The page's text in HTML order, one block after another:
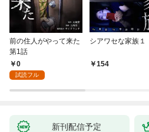
前の住人がやって来た
第1話
0
試読フル
シアワセな家族１
154
新刊配信予定